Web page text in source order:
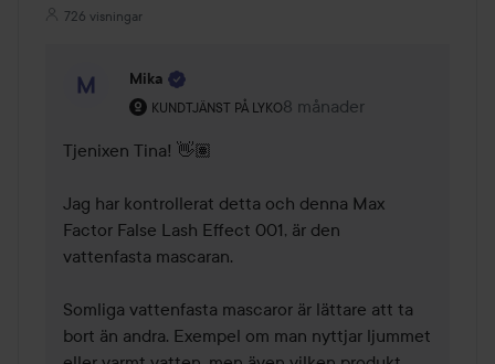
726 visningar
Mika
KUNDTJÄNST PÅ LYKO
Användarens roll: Kundtjänst på Lyko.
8 månader
Kommentaren lades 8
Tjenixen Tina! 👋🏽
Jag har kontrollerat detta och denna Max
Factor False Lash Effect 001, är den
vattenfasta mascaran.
Somliga vattenfasta mascaror är lättare att ta
bort än andra. Exempel om man nyttjar ljummet